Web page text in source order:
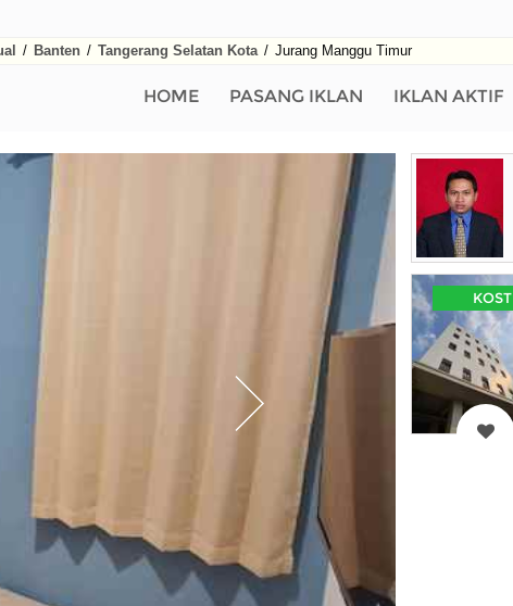
/ Banten / Tangerang Selatan Kota / Jurang Manggu Timur
HOME PASANG IKLAN IKLAN AKTIF
KOST